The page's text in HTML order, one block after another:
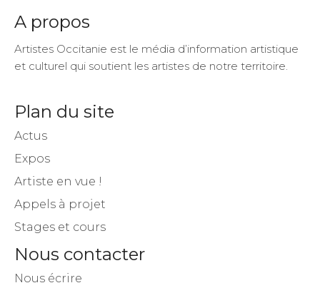
A propos
Artistes Occitanie est le média d’information artistique
et culturel qui soutient les artistes de notre territoire.
Plan du site
Actus
Expos
Artiste en vue !
Appels à projet
Stages et cours
Nous contacter
Nous écrire